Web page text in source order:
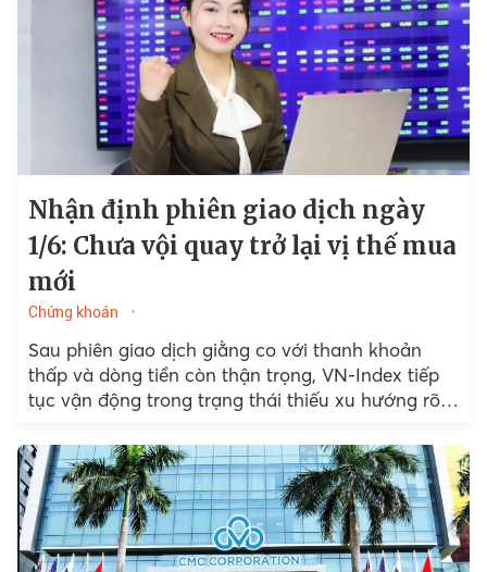
Nhận định phiên giao dịch ngày
1/6: Chưa vội quay trở lại vị thế mua
mới
Chứng khoán
Sau phiên giao dịch giằng co với thanh khoản
thấp và dòng tiền còn thận trọng, VN-Index tiếp
tục vận động trong trạng thái thiếu xu hướng rõ